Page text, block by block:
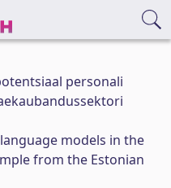
personali
models in the
from the Estonian